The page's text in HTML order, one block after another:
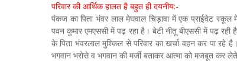
परिवार की आर्थिक हालत है बहुत ही दयनीय:-
पंकज का पिता भंवर लाल मेघवाल चिड़ावा में एक प्राईवेट स्कूल
पवन कुमार एमएससी में पढ़ रहा है। बेटी नीतू बीएससी में पढ़
के पिता भंवरलाल मुश्किल से परिवार का खर्चा वहन कर पा
भगवान भरोसे व भगवान की मर्जी बताकर आत्मा को मजबूत कर